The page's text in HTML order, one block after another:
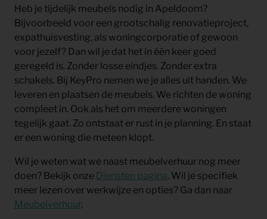
Heb je tijdelijk meubels nodig in Apeldoorn?
Bijvoorbeeld voor een grootschalig renovatieproject,
expathuisvesting, als woningcorporatie of gewoon
voor jezelf? Dan wil je dat het in één keer goed
geregeld is. Zonder losse eindjes. Zonder extra
schakels. Bij KeyPro nemen we je alles uit handen. We
leveren en plaatsen de meubels. We richten de woning
compleet in. Ook als het om meerdere woningen
tegelijk gaat. Zo ontstaat er rust in je planning. En staat
er een woning die meteen klopt.
Wil je weten wat we naast meubelverhuur nog meer
doen? Bekijk onze Diensten pagina. Wil je specifiek
meer lezen over werkwijze en opties? Ga dan naar
Meubelverhuur.